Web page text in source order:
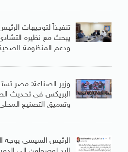
تنفيذاً لتوجيهات
يبحث مع نظيره
ودعم المنظومة
وزير الصناعة: مصر
البريكس فى تحديث
وتعميق التصنيع
الرئيس السيسى يوجه